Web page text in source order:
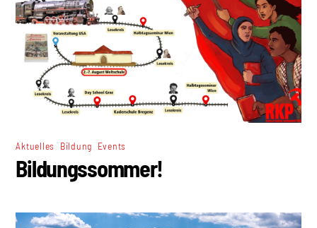
Aktuelles Bildung Events
Bildungssommer!